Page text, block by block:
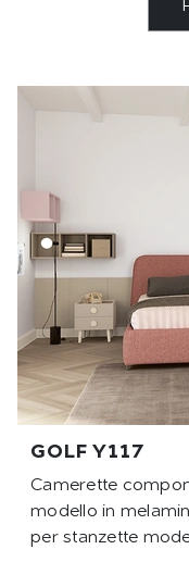
GOLF Y117
Camerette
modello in
per stanzette